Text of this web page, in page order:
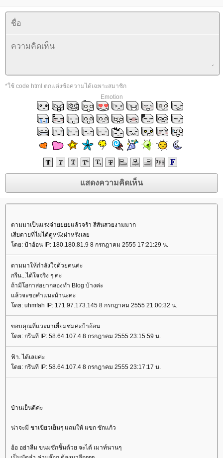
*ใช้ code html ตกแต่งข้อความได้เฉพาะสมาชิก
Emotion
ตามมาเป็นแรงจ๋ายยยยแล้วจร้า สีสันสวยงามมาก
เสียดายที่ไม่ได้ดูหนังฝาหรั่งเล
ดย: ป้าอ้อน IP: 180.180.81.9 8 กรกฎาคม 2555 17:21:29 น.
ตามมาให้กำลังใจด้วยคนค่ะ
กรีน...ได้ใจจริง ๆ ค่ะ
ถ้ามีโอกาสอยากลองทำ Blog บ้างค่ะ
ล้วจะขอคำแนะนำนะคะ
ดย: uhmfah IP: 171.97.173.145 8 กรกฎาคม 2555 21:00:32 น.
ขอบคุณที่แวะมาเยี่ยมชมค่ะป้าอ้อน
ดย: กรีนที IP: 58.64.107.4 8 กรกฎาคม 2555 23:15:59 น.
ฟ้า. ได้เลยค่ะ
ดย: กรีนที IP: 58.64.107.4 8 กรกฎาคม 2555 23:17:17 น.
บ้านเย็นดีค่ะ
น่าจะมี ชาเขียวเย็นๆ แถมให้ แขก ซักเเก้ว
อ้อ อย่าลืม ขนมซักชิ้นด้วย จะได้ เมาท์นานๆ